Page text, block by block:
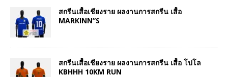
สกรีนเสื้อเชียงราย ผลงานการสกรีน เสื้อ
MARKINN”S
สกรีนเสื้อเชียงราย ผลงานการสกรีน เสื้อ โปโล
KBHHH 10KM RUN